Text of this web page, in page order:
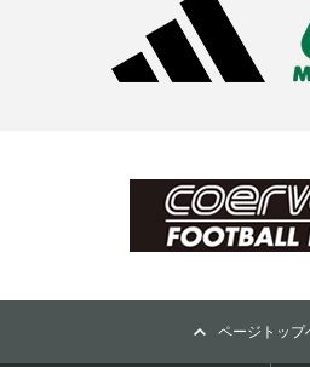
ページトップ